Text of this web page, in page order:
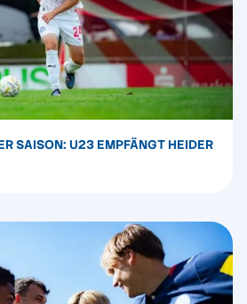
SAISON: U23 EMPFÄNGT HEIDER